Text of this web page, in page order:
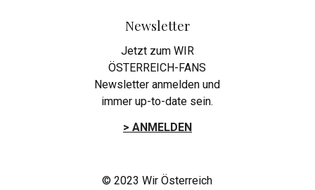
Newsletter
Jetzt zum WIR
ÖSTERREICH-FANS
Newsletter anmelden und
immer up-to-date sein.
> ANMELDEN
© 2023 Wir Österreich